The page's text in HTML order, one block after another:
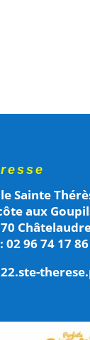
Sainte
aux
02 96 74 17 86